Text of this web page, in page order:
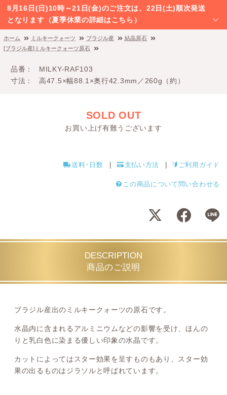
8月16日(日)10時～21日(金)のご注文は、22日(土)順次発送
となります（夏季休業の詳細はこちら）
ホーム ミルキークォーツ ブラジル産
結晶原石
[ブラジル産]ミルキークォーツ原石
品番
MILKY-RAF103
寸法
高47.5×幅88.1×奥行42.3mm／260g（約）
SOLD OUT
お買い上げ有難うございます
送料･日数 支払い方法 ご利用ガイド
この商品について問い合わせる
DESCRIPTION
商品のご説明
ブラジル産出のミルキークォーツの原石です。
水晶内に含まれるアルミニウムなどの影響を受け、ほんの
りと乳白色に染まる優しい印象の水晶です。
カットによってはスター効果を呈すものもあり、スター効
果の出るものはジラソルと呼ばれています。